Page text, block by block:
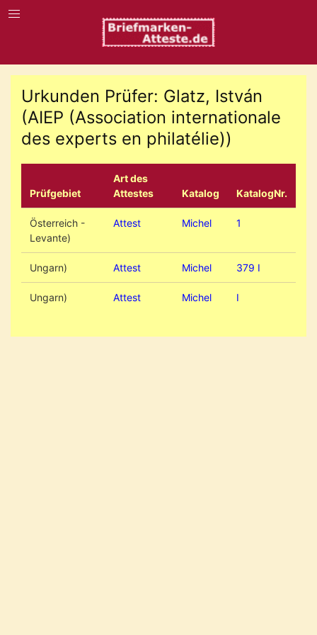
Urkunden Prüfer: Glatz, István
(AIEP (Association internationale
des experts en philatélie))
Prüfgebiet
Art des
Attestes
Katalog KatalogNr.
Österreich -
Levante)
Attest Michel 1
Ungarn) Attest Michel 379 I
Ungarn) Attest Michel I